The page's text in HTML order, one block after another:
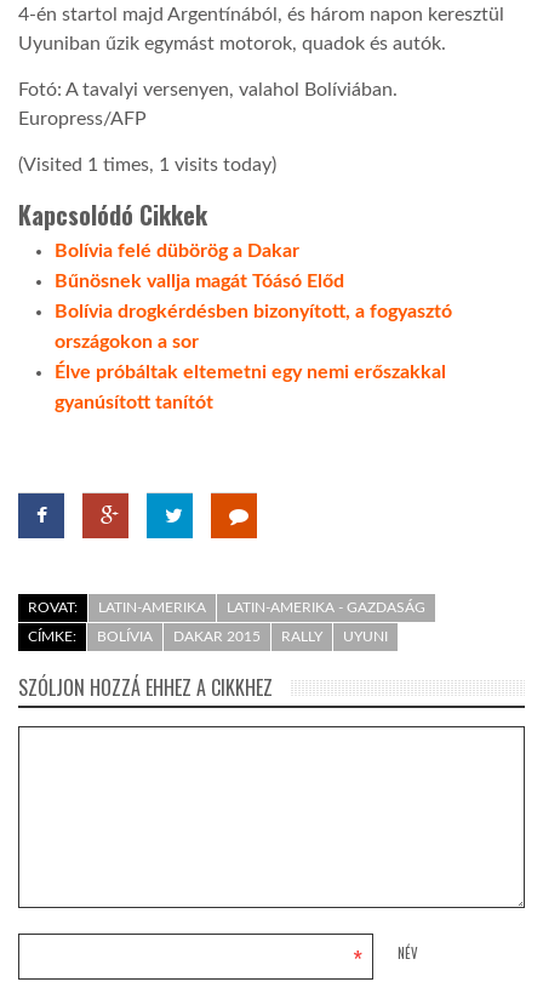
GLOBOBOOK
4-én startol majd Argentínából, és három napon keresztül
Uyuniban űzik egymást motorok, quadok és autók.
Fotó: A tavalyi versenyen, valahol Bolíviában.
Europress/AFP
(Visited 1 times, 1 visits today)
Kapcsolódó Cikkek
Bolívia felé dübörög a Dakar
Bűnösnek vallja magát Tóásó Előd
Bolívia drogkérdésben bizonyított, a fogyasztó
országokon a sor
Élve próbáltak eltemetni egy nemi erőszakkal
gyanúsított tanítót
ROVAT: LATIN-AMERIKA
LATIN-AMERIKA - GAZDASÁG
CÍMKE:
BOLÍVIA DAKAR 2015 RALLY UYUNI
SZÓLJON HOZZÁ EHHEZ A CIKKHEZ
NÉV
*